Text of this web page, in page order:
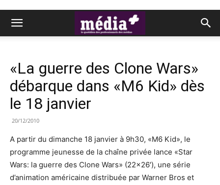
«La guerre des Clone Wars»
débarque dans «M6 Kid» dès
le 18 janvier
20/12/2010
A partir du dimanche 18 janvier à 9h30, «M6 Kid», le
programme jeunesse de la chaîne privée lance «Star
Wars: la guerre des Clone Wars» (22×26′), une série
d’animation américaine distribuée par Warner Bros et